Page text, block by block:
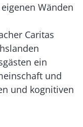
Wänden
Caritas
ein
und
und kognitiven